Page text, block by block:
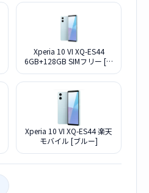
Xperia 10 VI XQ-ES44
6GB+128GB SIMフリー [ブ
Xperia 10 VI XQ-ES44 楽天
モバイル [ブルー]